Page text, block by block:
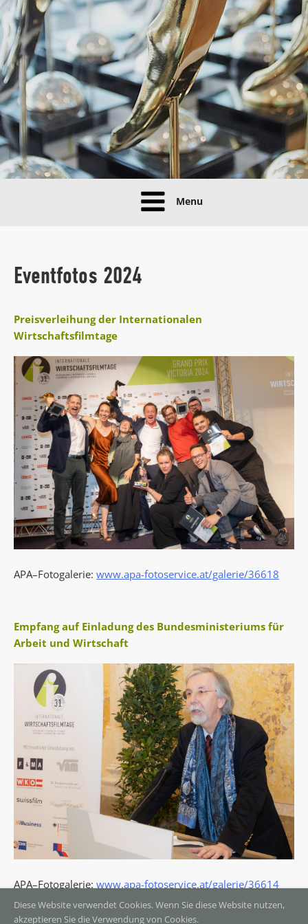
Menu
Eventfotos 2024
Preisverleihung der Internationalen
Wirtschaftsfilmtage
APA–Fotogalerie: www.apa-fotoservice.at/galerie/36618
Empfang auf Einladung des Bundesministeriums für
Arbeit und Wirtschaft
APA–Fotogalerie: www.apa-fotoservice.at/galerie/36614
Diese Website verwendet Cookies. Wenn Sie diese Website nutzen,
akzeptieren Sie die Verwendung von Cookies.